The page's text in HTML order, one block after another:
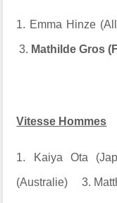
1. Emma Hinze
3. Mathilde Gros
Vitesse Hommes
1. Kaiya Ota
(Australie) 3.